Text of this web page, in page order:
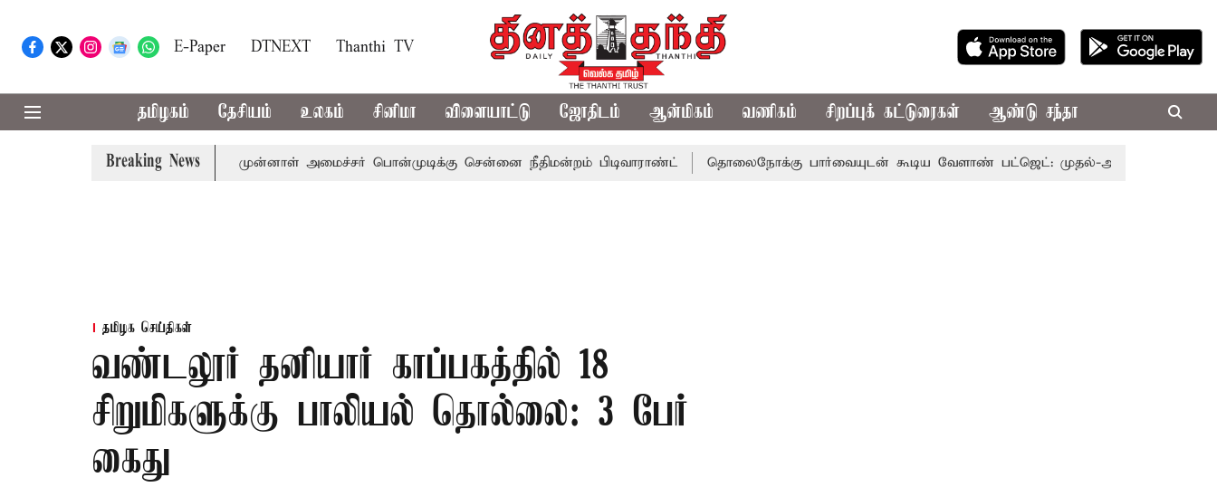
E-Paper DTNEXT Thanthi TV
தமிழகம் தேசியம் உலகம் சினிமா விளையாட்டு ஜோதிடம் ஆன்மிகம் வணிகம் சிறப்புக் கட்டுரைகள் ஆண்டு சந்தா
Breaking News
விஜய் அழைப்பு முன்னாள் அமைச்சர் பொன்முடிக்கு சென்னை நீதிமன்றம் பிடிவாராண்ட் தொலைநோக்கு பார்வையுடன் கூடிய வேளாண் பட்ஜெட்: முதல்-அமைச்சர் விஜய்
தமிழக செய்திகள்
வண்டலூர் தனியார் காப்பகத்தில் 18
சிறுமிகளுக்கு பாலியல் தொல்லை: 3 பேர்
கைது